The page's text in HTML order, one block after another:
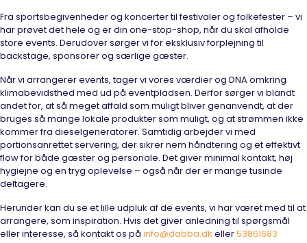
Fra sportsbegivenheder og koncerter til festivaler og folkefester – vi
har prøvet det hele og er din one-stop-shop, når du skal afholde
store events. Derudover sørger vi for eksklusiv forplejning til
backstage, sponsorer og særlige gæster.
Når vi arrangerer events, tager vi vores værdier og DNA omkring
klimabevidsthed med ud på eventpladsen. Derfor sørger vi blandt
andet for, at så meget affald som muligt bliver genanvendt, at der
bruges så mange lokale produkter som muligt, og at strømmen ikke
kommer fra dieselgeneratorer. Samtidig arbejder vi med
portionsanrettet servering, der sikrer nem håndtering og et effektivt
flow for både gæster og personale. Det giver minimal kontakt, høj
hygiejne og en tryg oplevelse – også når der er mange tusinde
deltagere.
Herunder kan du se et lille udpluk af de events, vi har været med til at
arrangere, som inspiration. Hvis det giver anledning til spørgsmål
eller interesse, så kontakt os på info@dabba.dk eller53861683